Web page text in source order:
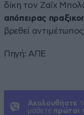
δίκη τον Ζαΐχ
απόπειρας
βρεθεί
Πηγή: ΑΠΕ
Ακολουθήστε
μάθετε πρώτοι